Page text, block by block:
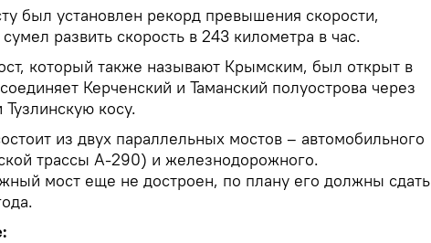
был установлен рекорд превышения скорости,
развить скорость в 243 километра в час.
который также называют Крымским, был открыт в
Керченский и Таманский полуострова через
Тузлинскую косу.
из двух параллельных мостов – автомобильного
трассы А-290) и железнодорожного.
мост еще не достроен, по плану его должны сдать